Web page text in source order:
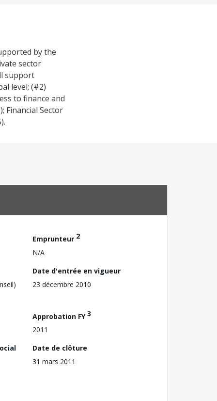
by the
sector
support
level; (#2)
to finance and
Financial Sector
Emprunteur 2
N/A
Date d'entrée en vigueur
23 décembre 2010
Approbation FY3
2011
Date de clôture
31 mars 2011